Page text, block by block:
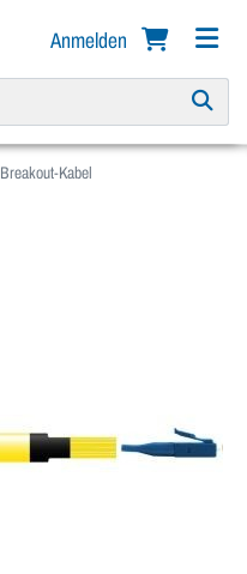
Anmelden
Breakout-Kabel